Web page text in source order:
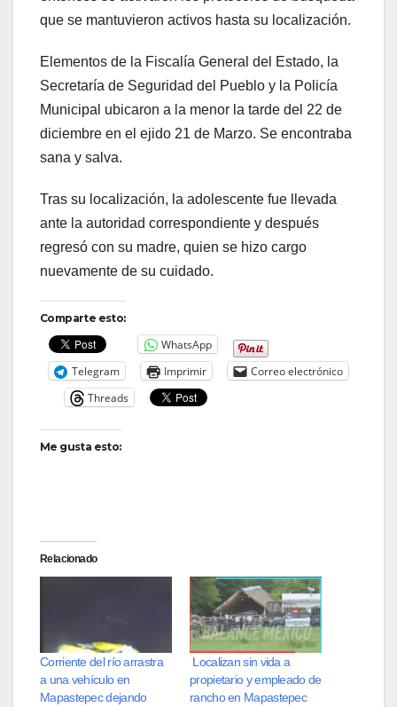
que se mantuvieron activos hasta su localización.
Elementos de la Fiscalía General del Estado, la
Secretaría de Seguridad del Pueblo y la Policía
Municipal ubicaron a la menor la tarde del 22 de
diciembre en el ejido 21 de Marzo. Se encontraba
sana y salva.
Tras su localización, la adolescente fue llevada
ante la autoridad correspondiente y después
regresó con su madre, quien se hizo cargo
nuevamente de su cuidado.
Comparte esto:
WhatsApp
Telegram
Imprimir
Correo electrónico
Threads
Me gusta esto:
Relacionado
Corriente del río arrastra
a una vehículo en
Mapastepec dejando
Localizan sin vida a
propietario y empleado de
rancho en Mapastepec